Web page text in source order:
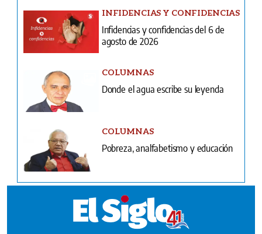
INFIDENCIAS Y CONFIDENCIAS
Infidencias y confidencias del 6 de
agosto de 2026
COLUMNAS
Donde el agua escribe su leyenda
COLUMNAS
Pobreza, analfabetismo y educación